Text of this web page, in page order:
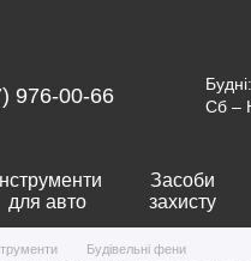
976-00-66 Будні:
Сб –
Інструменти
для авто
Засоби
захисту
Будівельні фени